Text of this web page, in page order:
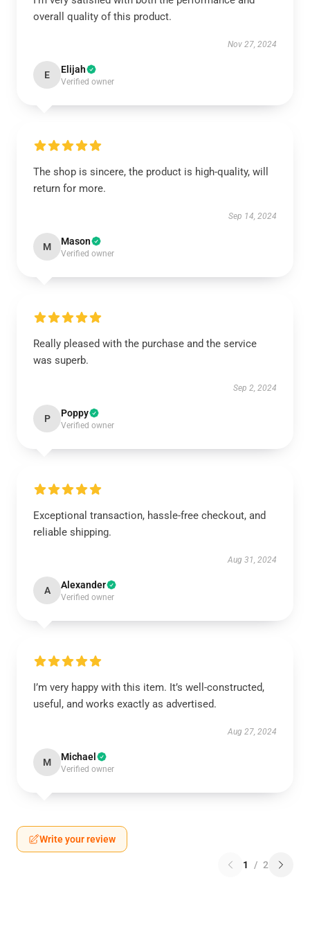
overall quality of this product.
Nov 27, 2024
E Elijah
Verified owner
The shop is sincere, the product is high-quality, will
return for more.
Sep 14, 2024
M Mason
Verified owner
Really pleased with the purchase and the service
was superb.
Sep 2, 2024
P Poppy
Verified owner
Exceptional transaction, hassle-free checkout, and
reliable shipping.
Aug 31, 2024
A Alexander
Verified owner
I’m very happy with this item. It’s well-constructed,
useful, and works exactly as advertised.
Aug 27, 2024
M Michael
Verified owner
Write your review
1 / 2